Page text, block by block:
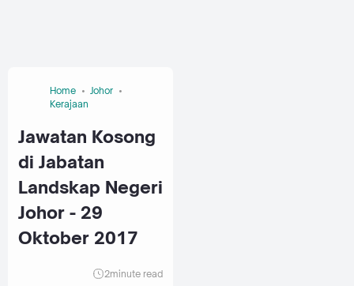
Home
Johor
Kerajaan
Jawatan Kosong
di Jabatan
Landskap Negeri
Johor - 29
Oktober 2017
2minute read